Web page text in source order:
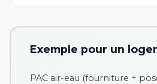
Exemple pour un
PAC air-eau (fourniture +